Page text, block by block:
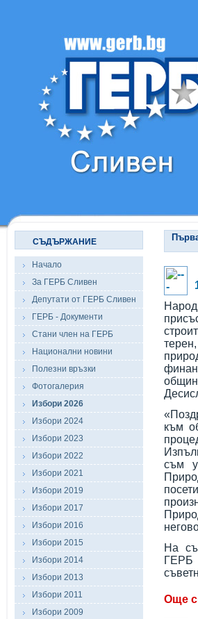
СЪДЪРЖАНИЕ
Начало
За ГЕРБ Сливен
Депутати от ГЕРБ Сливен
ГЕРБ - Документи
Стани член на ГЕРБ
Национални новини
Полезни връзки
Фотогалерия
Избори 2026
Избори 2024
Избори 2023
Избори 2022
Избори 2021
Избори 2019
Избори 2017
Избори 2016
Избори 2015
Избори 2014
Избори 2013
Избори 2011
Избори 2009
към
съм
На
ГЕРБ
Още